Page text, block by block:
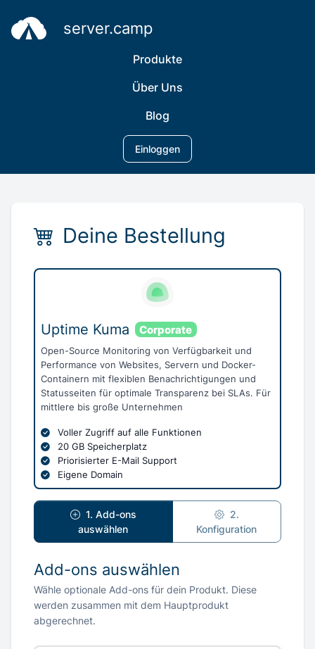
server.camp
Produkte
Über Uns
Blog
Einloggen
Deine Bestellung
Uptime Kuma Corporate
Open-Source Monitoring von Verfügbarkeit und
Performance von Websites, Servern und Docker-
Containern mit flexiblen Benachrichtigungen und
Statusseiten für optimale Transparenz bei SLAs. Für
mittlere bis große Unternehmen
Voller Zugriff auf alle Funktionen
20 GB Speicherplatz
Priorisierter E-Mail Support
Eigene Domain
1. Add-ons
auswählen
2.
Konfiguration
Add-ons auswählen
Wähle optionale Add-ons für dein Produkt. Diese
werden zusammen mit dem Hauptprodukt
abgerechnet.